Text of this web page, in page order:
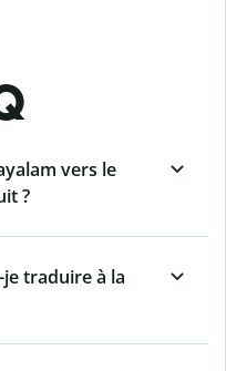
vers le
?
traduire à la